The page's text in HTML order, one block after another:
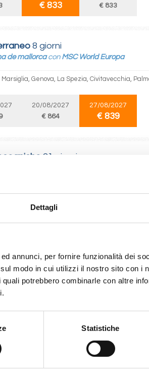
Dettagli
annunci, per fornire funzionalità dei
modo in cui utilizzi il nostro sito con i
potrebbero combinarle con altre
Statistiche
€ 833
€ 833
8 giorni
de mallorcacon MSC World Europa
Genova, La Spezia, Civitavecchia,
20/08/2027
€ 864
27/08/2027
€ 839
21 giorni
9 giorni
(santos)
Del Este, Montevideo, Buenos Aires, Sao